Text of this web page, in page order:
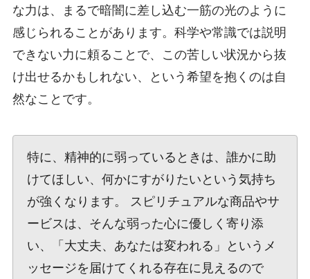
な力は、まるで暗闇に差し込む一筋の光のように
感じられることがあります。科学や常識では説明
できない力に頼ることで、この苦しい状況から抜
け出せるかもしれない、という希望を抱くのは自
然なことです。
特に、精神的に弱っているときは、誰かに助
けてほしい、何かにすがりたいという気持ち
が強くなります。 スピリチュアルな商品やサ
ービスは、そんな弱った心に優しく寄り添
い、「大丈夫、あなたは変われる」というメ
ッセージを届けてくれる存在に見えるので